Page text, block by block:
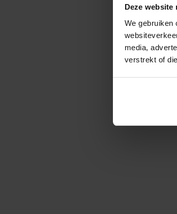
Deze website
We gebruiken
media,
verstrekt of